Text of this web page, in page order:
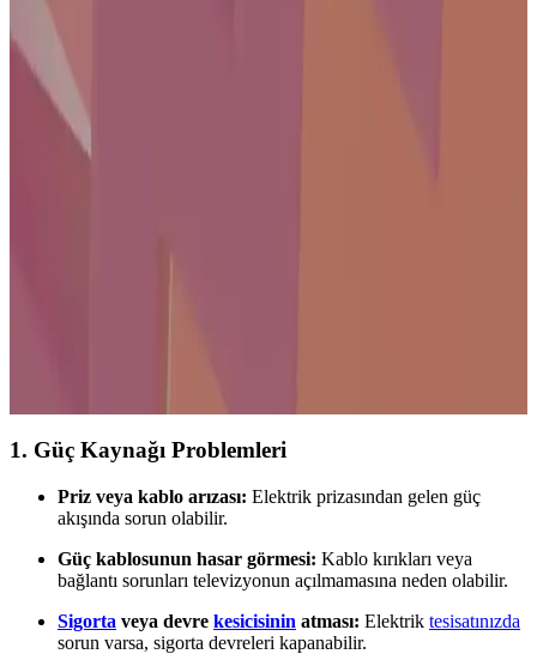
özellikler içerir.
50 inç Philips Akıllı Televizyonlar Geniş Ekran ve
Yüksek Çözünürlükle Ev Eğlencesini Yeniden
Tanımlıyor
Philips'in 50 inçlik akıllı televizyonları, Ultra HD çözünürlük ve
1. Güç Kaynağı Problemleri
Priz veya kablo arızası: Elektrik prizasından gelen güç
akışında sorun olabilir.
Güç kablosunun hasar görmesi: Kablo kırıkları veya
bağlantı sorunları televizyonun açılmamasına neden olabilir.
Sigorta veya devre kesicisinin atması: Elektrik tesisatınızda
sorun varsa, sigorta devreleri kapanabilir.